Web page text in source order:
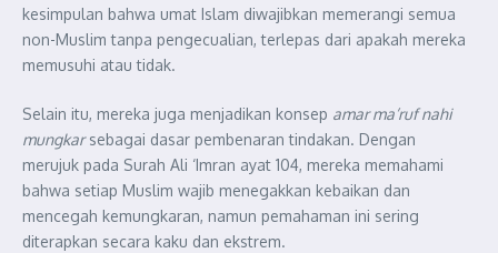
kesimpulan bahwa umat Islam diwajibkan memerangi semua
non-Muslim tanpa pengecualian, terlepas dari apakah mereka
memusuhi atau tidak.
Selain itu, mereka juga menjadikan konsep amar ma’ruf nahi
mungkarsebagai dasar pembenaran tindakan. Dengan
merujuk pada Surah Ali ‘Imran ayat 104, mereka memahami
bahwa setiap Muslim wajib menegakkan kebaikan dan
mencegah kemungkaran, namun pemahaman ini sering
diterapkan secara kaku dan ekstrem.